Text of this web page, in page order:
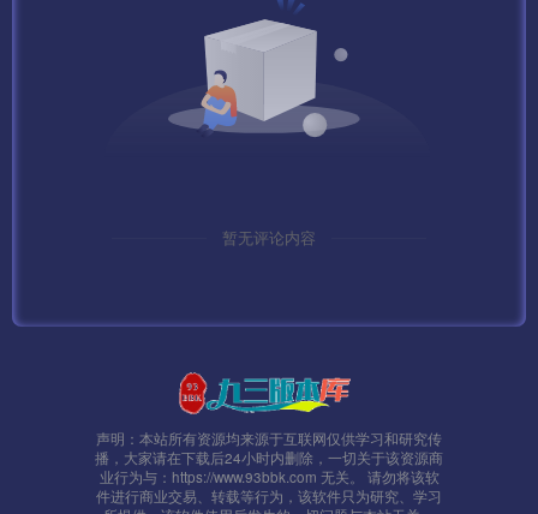
暂无评论内容
声明：本站所有资源均来源于互联网仅供学习和研究传
播，大家请在下载后24小时内删除，一切关于该资源商
业行为与：https://www.93bbk.com 无关。 请勿将该软
件进行商业交易、转载等行为，该软件只为研究、学习